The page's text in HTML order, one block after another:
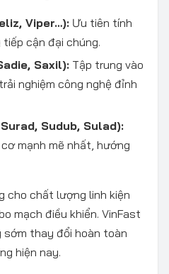
Viper…): Ưu tiên tính
cận đại chúng.
Saxil): Tập trung vào
nghiệm công nghệ đỉnh
Sudub, Sulad):
mạnh mẽ nhất, hướng
cho chất lượng linh kiện
mạch điều khiển. VinFast
sớm thay đổi hoàn toàn
hiện nay.